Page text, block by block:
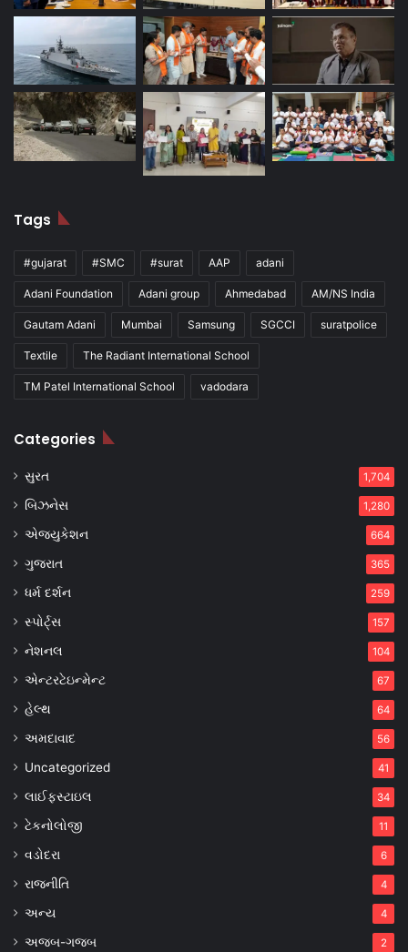
Tags
#gujarat #SMC #surat AAP adani
Adani Foundation Adani group Ahmedabad AM/NS India
Gautam Adani Mumbai Samsung SGCCI suratpolice
Textile The Radiant International School
TM Patel International School vadodara
Categories
સુરત 1,704
બિઝનેસ 1,280
એજ્યુકેશન 664
ગુજરાત 365
ધર્મ દર્શન 259
સ્પોર્ટ્સ 157
નેશનલ 104
એન્ટરટેઇન્મેન્ટ 67
હેલ્થ 64
અમદાવાદ 56
Uncategorized 41
લાઈફસ્ટાઇલ 34
ટેકનોલોજી 11
વડોદરા 6
રાજનીતિ 4
અન્ય 4
અજબ-ગજબ 2